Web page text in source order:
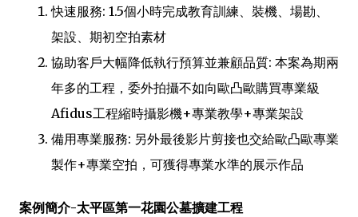
快速服務: 1.5個小時完成教育訓練、裝機、場勘、
架設、期初空拍素材
協助客戶大幅降低執行預算並兼顧品質: 本案為期兩
年多的工程，委外拍攝不如向歐凸歐購買專業級
Afidus工程縮時攝影機+專業教學+專業架設
備用專業服務: 另外最後影片剪接也交給歐凸歐專業
製作+專業空拍，可獲得專業水準的展示作品
案例簡介-太平區第一花園公墓擴建工程